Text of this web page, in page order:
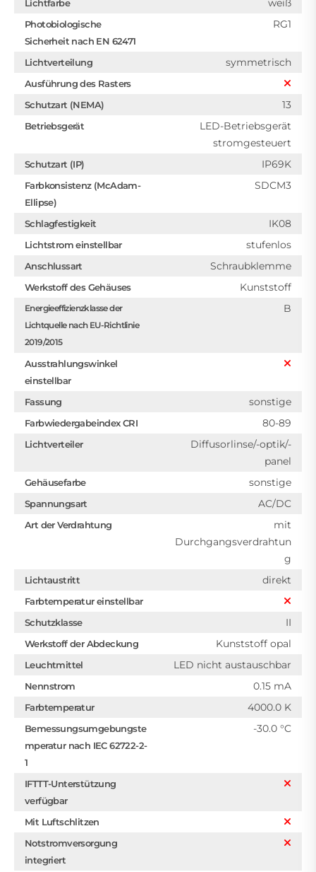
Lichtfarbe weiß
Photobiologische
Sicherheit nach EN 62471
RG1
Lichtverteilung symmetrisch
Ausführung des Rasters
Schutzart (NEMA)
13
Betriebsgerät
LED-Betriebsgerät
stromgesteuert
Schutzart (IP) IP69K
Farbkonsistenz (McAdam-
Ellipse)
SDCM3
Schlagfestigkeit IK08
Lichtstrom einstellbar stufenlos
Anschlussart Schraubklemme
Werkstoff des Gehäuses Kunststoff
Energieeffizienzklasse der
Lichtquelle nach EU-Richtlinie
2019/2015
B
Ausstrahlungswinkel
einstellbar
Fassung
sonstige
Farbwiedergabeindex CRI 80-89
Lichtverteiler
Diffusorlinse/-optik/-
panel
Gehäusefarbe sonstige
Spannungsart AC/DC
Art der Verdrahtung
mit
Durchgangsverdrahtun
g
Lichtaustritt direkt
Farbtemperatur einstellbar
Schutzklasse
II
Werkstoff der Abdeckung Kunststoff opal
Leuchtmittel LED nicht austauschbar
Nennstrom 0.15 mA
Farbtemperatur 4000.0 K
Bemessungsumgebungste
mperatur nach IEC 62722-2-
1
-30.0 °C
IFTTT-Unterstützung
verfügbar
Mit Luftschlitzen
Notstromversorgung
integriert